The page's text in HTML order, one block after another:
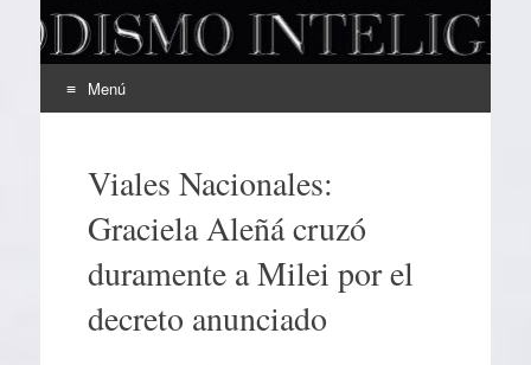
Menú
contenidoViales Nacionales:
Graciela Aleñá cruzó
duramente a Milei por el
decreto anunciado